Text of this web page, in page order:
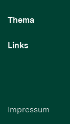
Thema
Links
Impressum